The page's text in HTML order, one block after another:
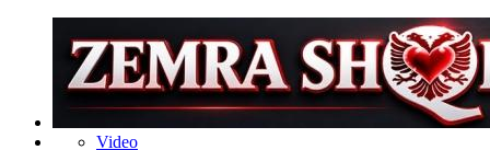
Video